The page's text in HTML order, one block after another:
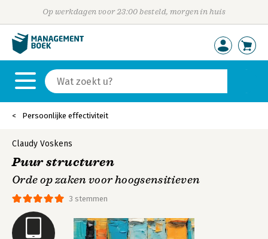
Op werkdagen voor 23:00 besteld, morgen in huis
Persoonlijke effectiviteit
3 stemmen
Claudy Voskens
Puur structuren
Orde op zaken voor hoogsensitieven